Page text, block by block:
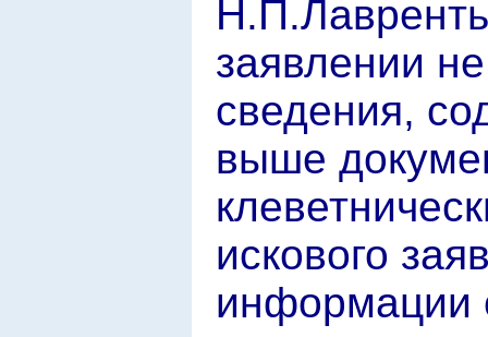
заявлении
сведения,
выше
искового
информации